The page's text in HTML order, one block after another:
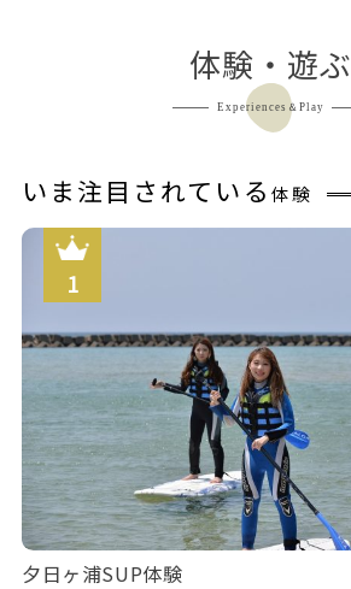
体験・遊ぶ
Experiences＆Play
いま注目されている 体験
夕日ヶ浦SUP体験